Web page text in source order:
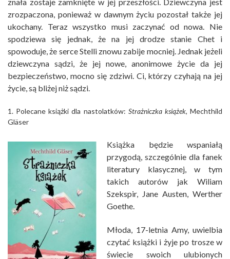
zrozpaczona, ponieważ w dawnym życiu pozostał także jej
ukochany. Teraz wszystko musi zaczynać od nowa. Nie
spodziewa się jednak, że na jej drodze stanie Chet i
spowoduje, że serce Stelli znowu zabije mocniej. Jednak jeżeli
dziewczyna sądzi, że jej nowe, anonimowe życie da jej
bezpieczeństwo, mocno się zdziwi. Ci, którzy czyhają na jej
życie, są bliżej niż sądzi.
1. Polecane książki dla nastolatków: Strażniczka książek, Mechthild
Gläser
Książka będzie wspaniałą
przygodą, szczególnie dla fanek
literatury klasycznej, w tym
takich autorów jak Wiliam
Szekspir, Jane Austen, Werther
Goethe.
Młoda, 17-letnia Amy, uwielbia
czytać książki i żyje po trosze w
świecie swoich ulubionych